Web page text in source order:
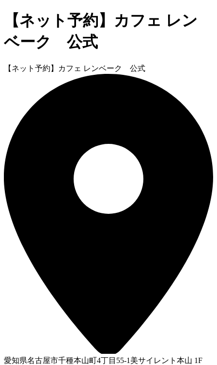
【ネット予約】カフェ レン
ベーク 公式
【ネット予約】カフェ レンベーク 公式
愛知県名古屋市千種本山町4丁目55-1美サイレント本山 1F